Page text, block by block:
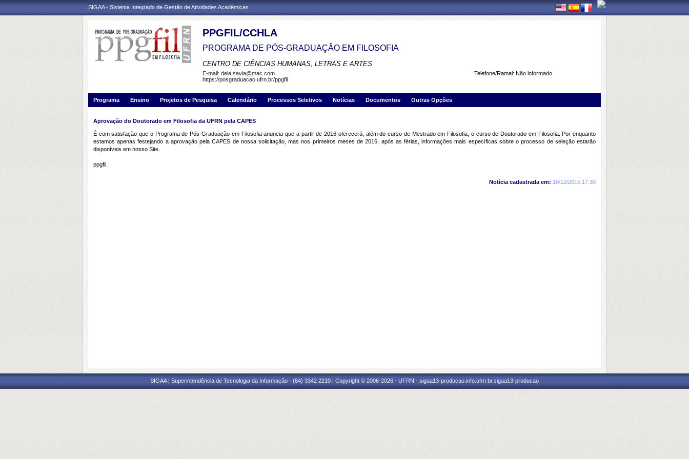
SIGAA - Sistema Integrado de Gestão de Atividades Acadêmicas
PPGFIL/CCHLA
PROGRAMA DE PÓS-GRADUAÇÃO EM FILOSOFIA
CENTRO DE CIÊNCIAS HUMANAS, LETRAS E ARTES
Telefone/Ramal: Não informado
E-mail: dela.savia@mac.com
https://posgraduacao.ufrn.br/ppgfil
Programa Ensino Projetos de Pesquisa Calendário Processos Seletivos Notícias Documentos Outras Opções
Aprovação do Doutorado em Filosofia da UFRN pela CAPES
É com satisfação que o Programa de Pós-Graduação em Filosofia anuncia que a partir de 2016 oferecerá, além do curso de Mestrado em Filosofia, o curso de Doutorado em Filosofia. Por enquanto
estamos apenas festejando a aprovação pela CAPES de nossa solicitação, mas nos primeiros meses de 2016, após as férias, informações mais específicas sobre o processo de seleção estarão
disponíveis em nosso Site.
ppgfil.
Notícia cadastrada em: 18/12/2015 17:30
SIGAA | Superintendência de Tecnologia da Informação - (84) 3342 2210 | Copyright © 2006-2026 - UFRN - sigaa13-producao.info.ufrn.br.sigaa13-producao